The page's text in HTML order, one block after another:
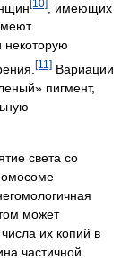
[10]
, имеющих
некоторую
[11] Вариации
пигмент,
света со
может
их копий в
частичной